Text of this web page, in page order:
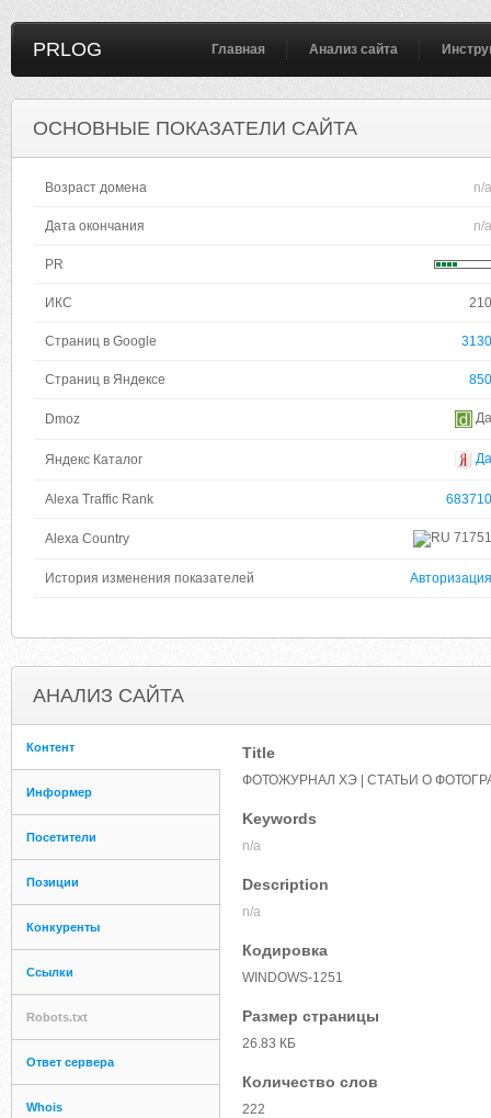
PRLOG Главная Анализ сайта
ОСНОВНЫЕ ПОКАЗАТЕЛИ САЙТА
Возраст домена n/a
Дата окончания n/a
PR
ИКС 210
Страниц в Google 3130
Страниц в Яндексе 850
Dmoz Да
Яндекс Каталог Да
Alexa Traffic Rank 683710
Alexa Country 71751
История изменения показателей Авторизация
АНАЛИЗ САЙТА
Контент
Информер
Посетители
Позиции
Конкуренты
Ссылки
Robots.txt
Ответ сервера
Whois
Title
ФОТОЖУРНАЛ ХЭ | СТАТЬИ О
Keywords
n/a
Description
n/a
Кодировка
WINDOWS-1251
Размер страницы
26.83 КБ
Количество слов
222